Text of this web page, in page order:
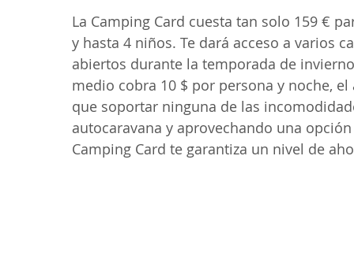
La Camping Card cuesta tan solo 159 €
y hasta 4 niños. Te dará acceso a varios
abiertos durante la temporada de
medio cobra 10 $ por persona y noche,
que soportar ninguna de las
autocaravana y aprovechando una
Camping Card te garantiza un nivel de